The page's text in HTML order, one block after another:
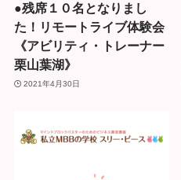
●残席１０名となりまし
た！リモートライブ体験会
《アビリティ・トレーナー
栗山葉湖》
2021年4月30日